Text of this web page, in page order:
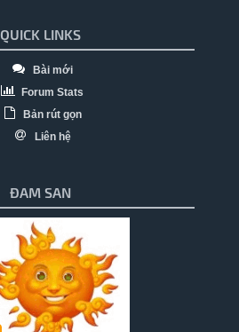
QUICK LINKS
Bài mới
Forum Stats
Bản rút gọn
Liên hệ
ĐAM SAN